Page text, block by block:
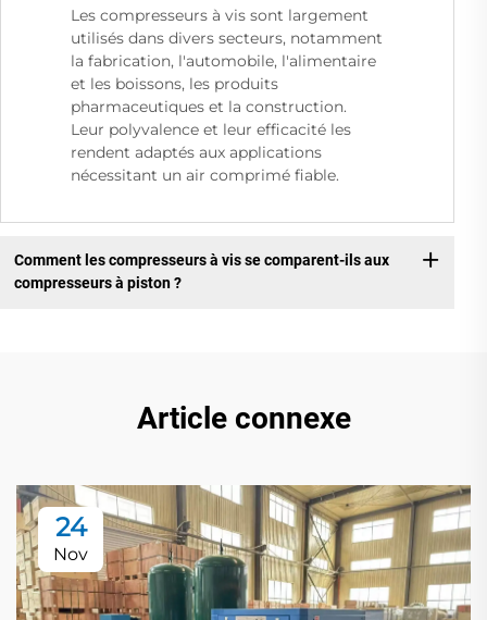
Les compresseurs à vis sont largement
utilisés dans divers secteurs, notamment
la fabrication, l'automobile, l'alimentaire
et les boissons, les produits
pharmaceutiques et la construction.
Leur polyvalence et leur efficacité les
rendent adaptés aux applications
nécessitant un air comprimé fiable.
Comment les compresseurs à vis se comparent-ils aux
compresseurs à piston ?
Article connexe
24
Nov